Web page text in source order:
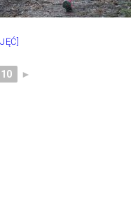
10 ►